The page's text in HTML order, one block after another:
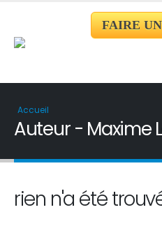
FAIRE
Accueil
Auteur - Maxime
rien n'a été
Solidarité Ukraine Lyon -
par le Ministère des
ABONNEZ VOUS À NOTRE NEWSLETTER